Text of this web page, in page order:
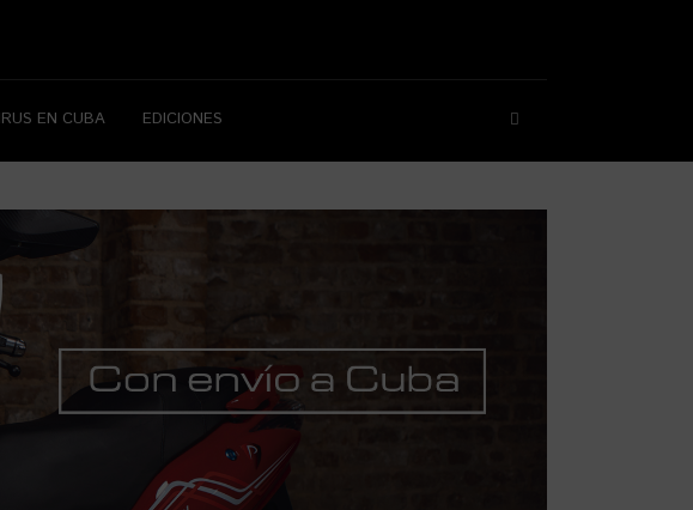
EN CUBA EDICIONES